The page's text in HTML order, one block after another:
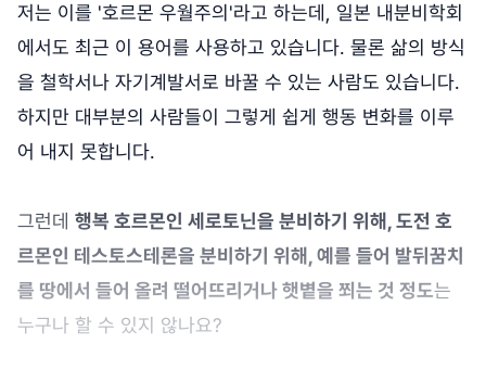
저는 이를 '호르몬 우월주의'라고 하는데, 일본 내분비학회
에서도 최근 이 용어를 사용하고 있습니다. 물론 삶의 방식
을 철학서나 자기계발서로 바꿀 수 있는 사람도 있습니다.
하지만 대부분의 사람들이 그렇게 쉽게 행동 변화를 이루
어 내지 못합니다.
그런데 행복 호르몬인 세로토닌을 분비하기 위해, 도전 호
르몬인 테스토스테론을 분비하기 위해, 예를 들어 발뒤꿈치
를 땅에서 들어 올려 떨어뜨리거나 햇볕을 쬐는 것 정도는
누구나 할 수 있지 않나요?